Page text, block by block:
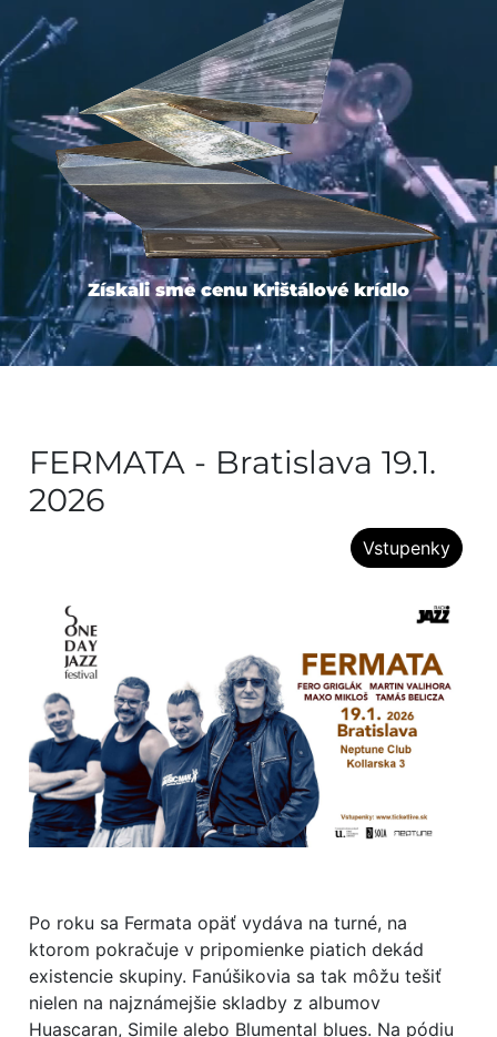
Získali sme cenu Krištálové krídlo
FERMATA - Bratislava 19.1.
2026
Vstupenky
Po roku sa Fermata opäť vydáva na turné, na
ktorom pokračuje v pripomienke piatich dekád
existencie skupiny. Fanúšikovia sa tak môžu tešiť
nielen na najznámejšie skladby z albumov
Huascaran, Simile alebo Blumental blues. Na pódiu